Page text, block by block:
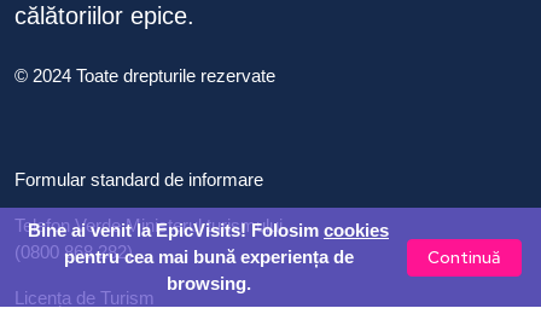
călătoriilor epice.
© 2024 Toate drepturile rezervate
Formular standard de informare
Telefon Verde Ministerul turismului
(0800 868 282)
Licența de Turism
Bine ai venit la EpicVisits! Folosim cookies
pentru cea mai bună experiența de
browsing.
Continuă